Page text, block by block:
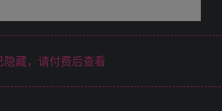
隐藏，请付费后查看